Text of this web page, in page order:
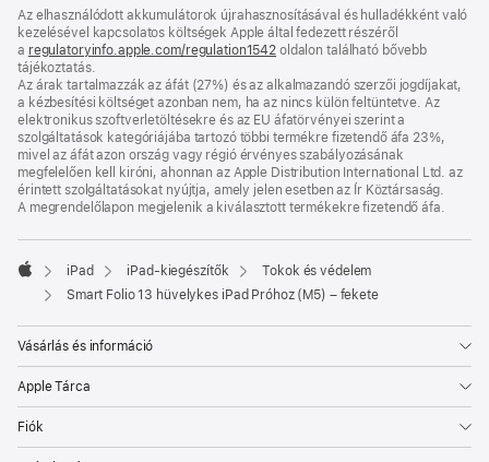
nyílik
meg)
Az elhasználódott akkumulátorok újrahasznosításával és hulladékként való
kezelésével kapcsolatos költségek Apple által fedezett részéről
a regulatoryinfo.apple.com/regulation1542 (új
nyílik
meg)
oldalon található bővebb
tájékoztatás.
Az árak tartalmazzák az áfát (27%) és az alkalmazandó szerzői jogdíjakat,
a kézbesítési költséget azonban nem, ha az nincs külön feltüntetve. Az
elektronikus szoftverletöltésekre és az EU áfatörvényei szerint a
szolgáltatások kategóriájába tartozó többi termékre fizetendő áfa 23%,
mivel az áfát azon ország vagy régió érvényes szabályozásának
megfelelően kell kiróni, ahonnan az Apple Distribution International Ltd. az
érintett szolgáltatásokat nyújtja, amely jelen esetben az Ír Köztársaság.
A megrendelőlapon megjelenik a kiválasztott termékekre fizetendő áfa.
Apple
iPad iPad-kiegészítők
Tokok és védelem
Smart Folio 13 hüvelykes iPad Próhoz (M5) – fekete
Vásárlás és információ
Apple Tárca
Fiók